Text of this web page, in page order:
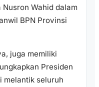
Nusron Wahid dalam
BPN Provinsi
juga memiliki
Presiden
melantik seluruh